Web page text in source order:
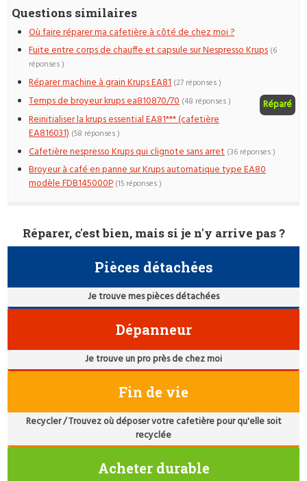
Questions similaires
Où faire réparer ma cafetière à côté de chez moi ?
Fuite entre corps de chauffe et capsule sur Nespresso Krups (6
réponses )
Réparer machine à grain Krups EA81 (27 réponses )
Temps de broyeur krups ea810870/70 Réparé
(48 réponses )
Reinitialiser la krups essential EA81*** (cafetière
EA816031) (58 réponses )
Cafetière nespresso Krups qui clignote sans arret (36 réponses )
Broyeur à café en panne sur Krups automatique type EA80
modèle FDB145000P (15 réponses )
Réparer, c'est bien, mais si je n'y arrive pas ?
Pièces détachées
Je trouve mes pièces détachées
Dépanneur
Je trouve un pro près de chez moi
Fin de vie
Recycler / Trouvez où déposer votre cafetière pour qu'elle soit
recyclée
Acheter durable